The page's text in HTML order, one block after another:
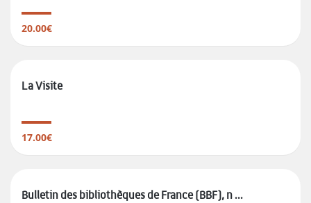
20.00€
La Visite
17.00€
Bulletin des bibliothèques de France (BBF), n ...